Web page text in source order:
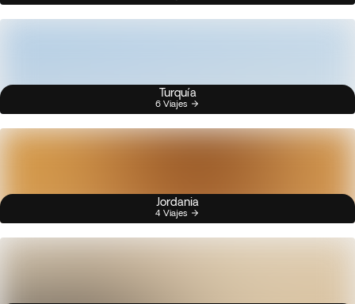
Turquía
6 Viajes
Jordania
4 Viajes